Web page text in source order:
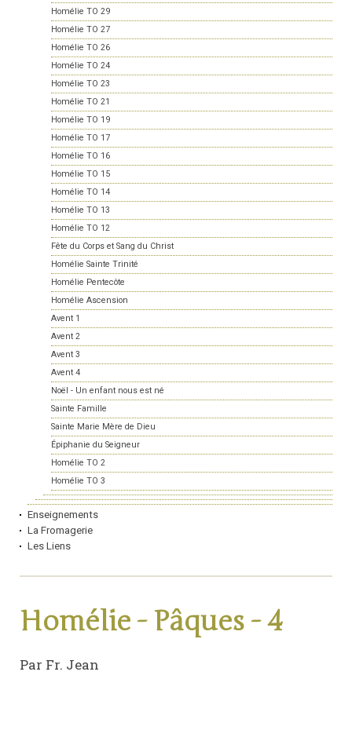
Homélie TO 29
Homélie TO 27
Homélie TO 26
Homélie TO 24
Homélie TO 23
Homélie TO 21
Homélie TO 19
Homélie TO 17
Homélie TO 16
Homélie TO 15
Homélie TO 14
Homélie TO 13
Homélie TO 12
Fête du Corps et Sang du Christ
Homélie Sainte Trinité
Homélie Pentecôte
Homélie Ascension
Avent 1
Avent 2
Avent 3
Avent 4
Noël - Un enfant nous est né
Sainte Famille
Sainte Marie Mère de Dieu
Épiphanie du Seigneur
Homélie TO 2
Homélie TO 3
Enseignements
La Fromagerie
Les Liens
Homélie - Pâques - 4
Par Fr. Jean